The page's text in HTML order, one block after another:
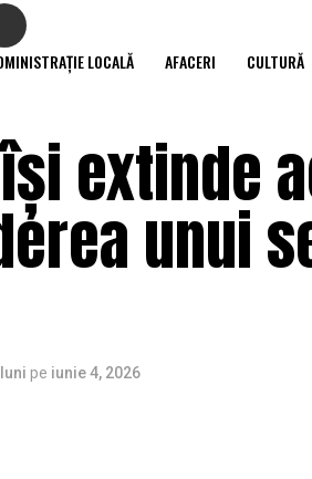
LOCALĂ AFACERI CULTURĂ
extinde
unui
pe iunie 4, 2026